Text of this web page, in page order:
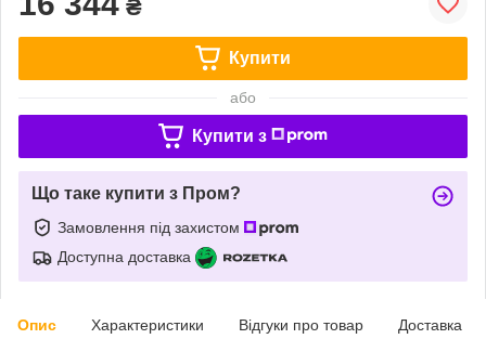
₴
Купити
або
Купити з
Що таке купити з Пром?
Замовлення під захистом
Доступна доставка
Опис Характеристики Відгуки про товар Доставка